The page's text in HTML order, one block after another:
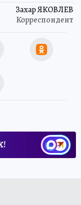
Захар ЯКОВЛЕВ
Корреспондент